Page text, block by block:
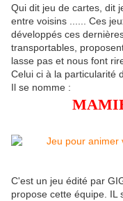
Qui dit jeu de cartes, dit
entre voisins ...... Ces
développés ces
transportables,
lasse pas et nous font
Celui ci à la particularité
Il se nomme :
C'est un jeu édité par
propose cette équipe. IL